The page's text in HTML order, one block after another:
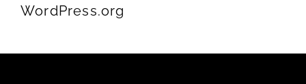
WordPress.org